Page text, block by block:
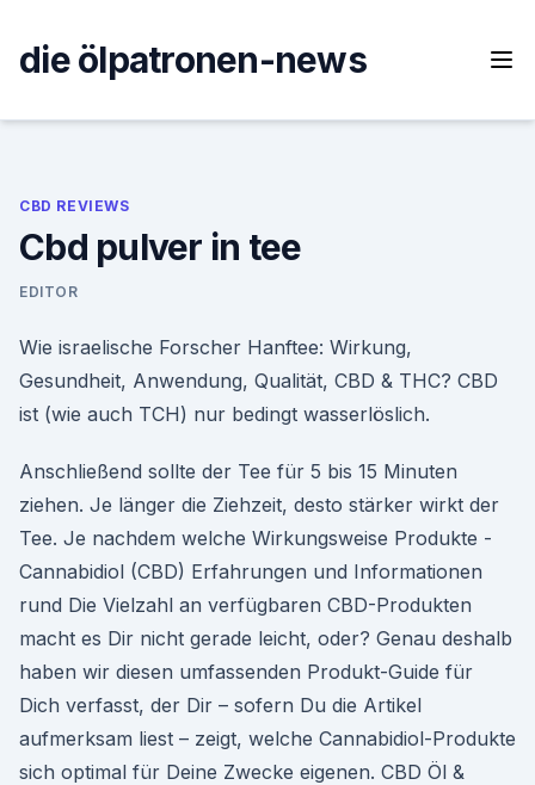
content
die ölpatronen-news
CBD REVIEWS
Cbd pulver in tee
EDITOR
Wie israelische Forscher Hanftee: Wirkung,
Gesundheit, Anwendung, Qualität, CBD & THC? CBD
ist (wie auch TCH) nur bedingt wasserlöslich.
Anschließend sollte der Tee für 5 bis 15 Minuten
ziehen. Je länger die Ziehzeit, desto stärker wirkt der
Tee. Je nachdem welche Wirkungsweise Produkte -
Cannabidiol (CBD) Erfahrungen und Informationen
rund Die Vielzahl an verfügbaren CBD-Produkten
macht es Dir nicht gerade leicht, oder? Genau deshalb
haben wir diesen umfassenden Produkt-Guide für
Dich verfasst, der Dir – sofern Du die Artikel
aufmerksam liest – zeigt, welche Cannabidiol-Produkte
sich optimal für Deine Zwecke eigenen. CBD Öl &